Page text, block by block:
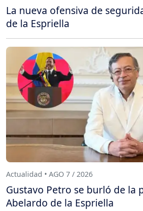
La nueva ofensiva de
de la Espriella
Actualidad • AGO 7 / 2026
Gustavo Petro se burló de la
Abelardo de la Espriella